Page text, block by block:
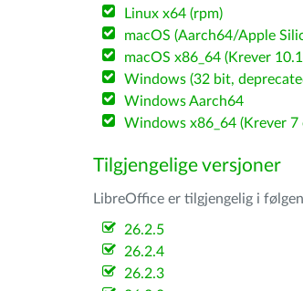
Linux x64 (rpm)
macOS (Aarch64/Apple
macOS x86_64 (Krever
Windows (32 bit,
Windows Aarch64
Windows x86_64 (Krever 7
Tilgjengelige versjoner
LibreOffice er tilgjengelig i
26.2.5
26.2.4
26.2.3